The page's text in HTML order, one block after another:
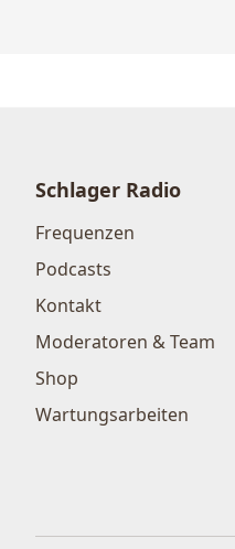
Schlager Radio
Frequenzen
Podcasts
Kontakt
Moderatoren & Team
Shop
Wartungsarbeiten